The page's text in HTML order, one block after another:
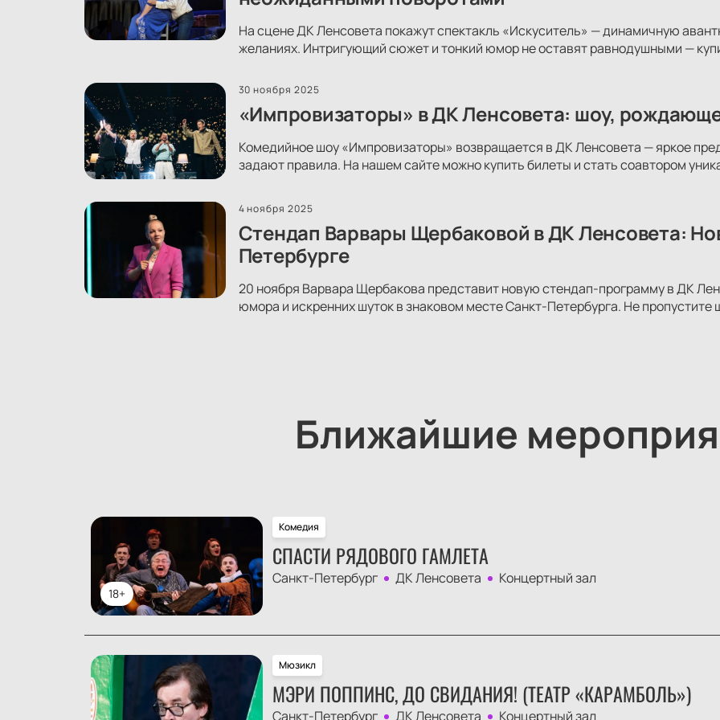
На сцене ДК Ленсовета покажут спектакль «Искуситель» — динамичную
желаниях. Интригующий сюжет и тонкий юмор не оставят равнодушными —
30 ноября 2025
«Импровизаторы» в ДК Ленсовета: шоу,
Комедийное шоу «Импровизаторы» возвращается в ДК Ленсовета — яркое
задают правила. На нашем сайте можно купить билеты и стать соавтором
4 ноября 2025
Стендап Варвары Щербаковой в ДК Ленсовета:
Петербурге
20 ноября Варвара Щербакова представит новую стендап-программу в ДК
юмора и искренних шуток в знаковом месте Санкт-Петербурга. Не пропустите
Ближайшие
18+
Комедия
СПАСТИ РЯДОВОГО ГАМЛЕТА
Санкт-Петербург ДК Ленсовета Концертный зал
Мюзикл
МЭРИ ПОППИНС, ДО СВИДАНИЯ! (ТЕАТР «КАРАМБОЛЬ»)
Санкт-Петербург ДК Ленсовета Концертный зал